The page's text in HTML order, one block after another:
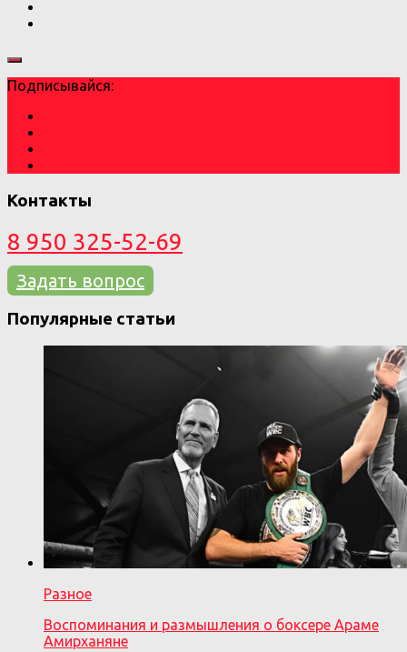
Подписывайся:
Контакты
8 950 325-52-69
Задать вопрос
Популярные статьи
Разное
Воспоминания и размышления о боксере Араме
Амирханяне